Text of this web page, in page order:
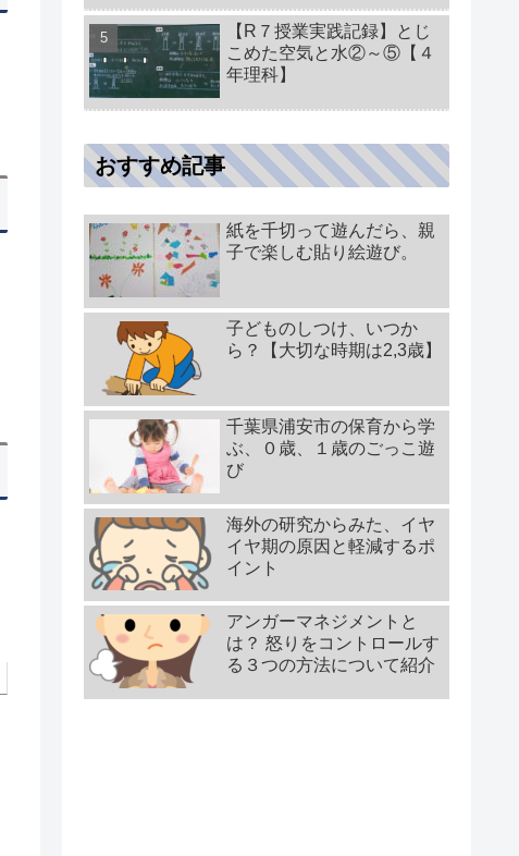
【R７授業実践記録】とじ
こめた空気と水②～⑤【４
年理科】
おすすめ記事
紙を千切って遊んだら、親
子で楽しむ貼り絵遊び。
子どものしつけ、いつか
ら？【大切な時期は2,3歳】
千葉県浦安市の保育から学
ぶ、０歳、１歳のごっこ遊
び
海外の研究からみた、イヤ
イヤ期の原因と軽減するポ
イント
アンガーマネジメントと
は？ 怒りをコントロールす
る３つの方法について紹介